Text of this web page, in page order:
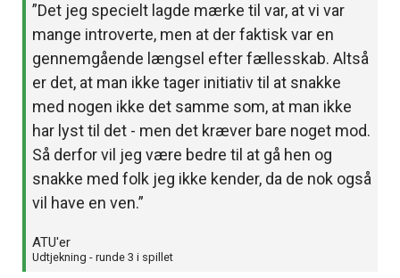
”Det jeg specielt lagde mærke til var, at vi var
mange introverte, men at der faktisk var en
gennemgående længsel efter fællesskab. Altså
er det, at man ikke tager initiativ til at snakke
med nogen ikke det samme som, at man ikke
har lyst til det - men det kræver bare noget mod.
Så derfor vil jeg være bedre til at gå hen og
snakke med folk jeg ikke kender, da de nok også
vil have en ven.”
ATU'er
Udtjekning - runde 3 i spillet